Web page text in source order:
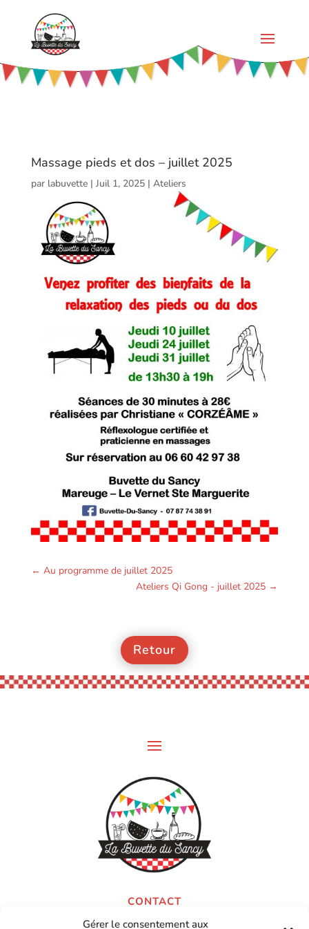
Gérer le consentement aux
Massage pieds et dos – juillet 2025
par labuvette| Juil 1, 2025| Ateliers
← Au programme de juillet 2025
Ateliers Qi Gong - juillet 2025 →
Retour
CONTACT